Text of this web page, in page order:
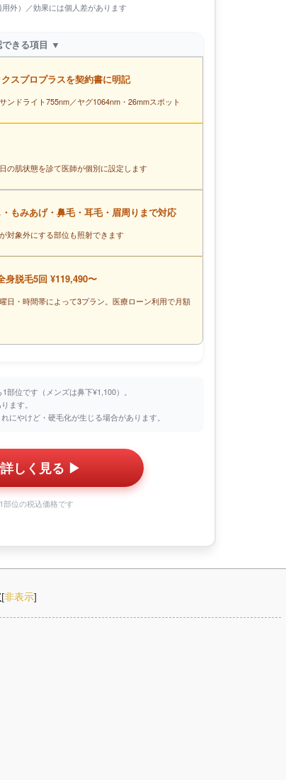
外）／効果には個人差があります
きる項目 ▼
スプロプラスを契約書に明記
ンドライト755nm／ヤグ1064nm・26mmスポット
の肌状態を診て医師が個別に設定します
もみあげ・鼻毛・耳毛・眉周りまで対応
対象外にする部位も照射できます
身脱毛5回 ¥119,490〜
日・時間帯によって3プラン。医療ローン利用で月額
位です（メンズは鼻下¥1,100）。
ます。
にやけど・硬毛化が生じる場合があります。
しく見る ▶︎
部位の税込価格です
[非表示]